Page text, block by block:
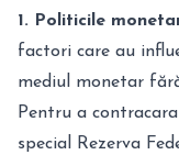
1. Politicile
factori care au
mediul monetar
Pentru a
special Rezerva